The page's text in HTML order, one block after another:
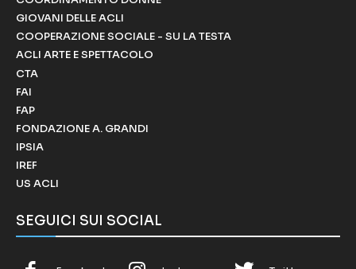
GIOVANI DELLE ACLI
COOPERAZIONE SOCIALE - SU LA TESTA
ACLI ARTE E SPETTACOLO
CTA
FAI
FAP
FONDAZIONE A. GRANDI
IPSIA
IREF
US ACLI
SEGUICI SUI SOCIAL